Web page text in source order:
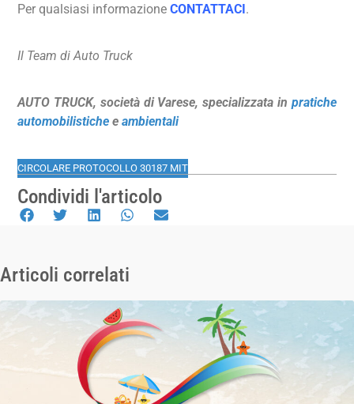
Per qualsiasi informazioneCONTATTACI.
Il Team di Auto Truck
AUTO TRUCK, società di Varese, specializzata in pratiche
automobilistiche eambientali
CIRCOLARE PROTOCOLLO 30187 MIT
Condividi l'articolo
Articoli correlati